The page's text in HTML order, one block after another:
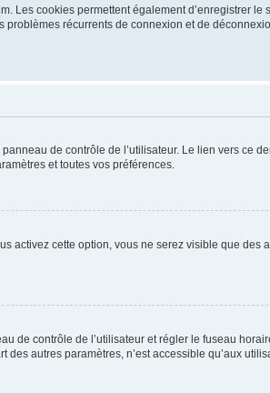
Les cookies permettent également d’enregistrer le
récurrents de connexion et de
de contrôle de l’utilisateur. Le lien vers ce
et toutes vos préférences.
activez cette option, vous ne serez visible que des
de contrôle de l’utilisateur et régler le fuseau
autres paramètres, n’est accessible qu’aux